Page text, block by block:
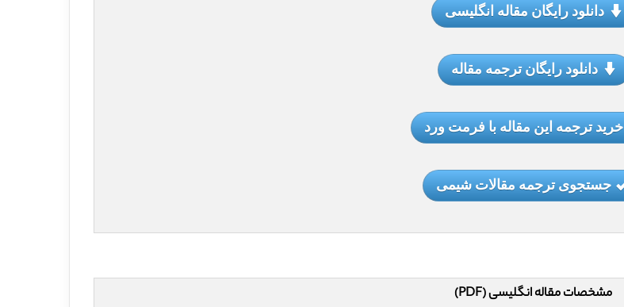
دانلود رایگان مقاله انگلیسی
دانلود رایگان ترجمه مقاله
خرید ترجمه این مقاله با فرمت ورد
جستجوی ترجمه مقالات شیمی
مشخصات مقاله انگلیسی (PDF)